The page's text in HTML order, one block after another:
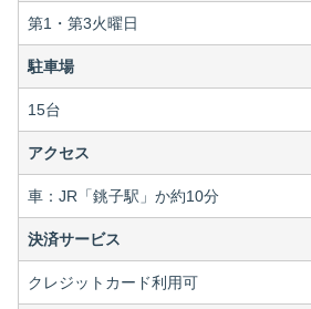
第1・第3火曜日
駐車場
15台
アクセス
車：JR「銚子駅」か約10分
決済サービス
クレジットカード利用可